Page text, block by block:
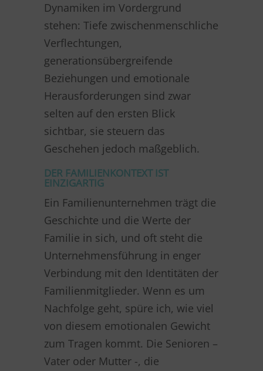
Dynamiken im Vordergrund
stehen: Tiefe zwischenmenschliche
Verflechtungen,
generationsübergreifende
Beziehungen und emotionale
Herausforderungen sind zwar
selten auf den ersten Blick
sichtbar, sie steuern das
Geschehen jedoch maßgeblich.
DER FAMILIENKONTEXT IST
EINZIGARTIG
Ein Familienunternehmen trägt die
Geschichte und die Werte der
Familie in sich, und oft steht die
Unternehmensführung in enger
Verbindung mit den Identitäten der
Familienmitglieder. Wenn es um
Nachfolge geht, spüre ich, wie viel
von diesem emotionalen Gewicht
zum Tragen kommt. Die Senioren –
Vater oder Mutter -, die